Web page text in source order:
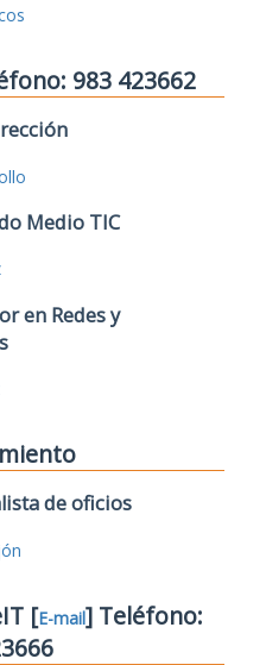
983 423662
Medio TIC
en Redes y
de oficios
[E-mail] Teléfono: